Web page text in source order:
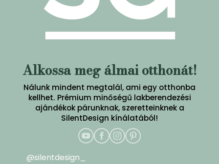
Alkossa meg álmai otthonát!
Nálunk mindent megtalál, ami egy otthonba
kellhet. Prémium minőségű lakberendezési
ajándékok párunknak, szeretteinknek a
SilentDesign kínálatából!
@silentdesign_